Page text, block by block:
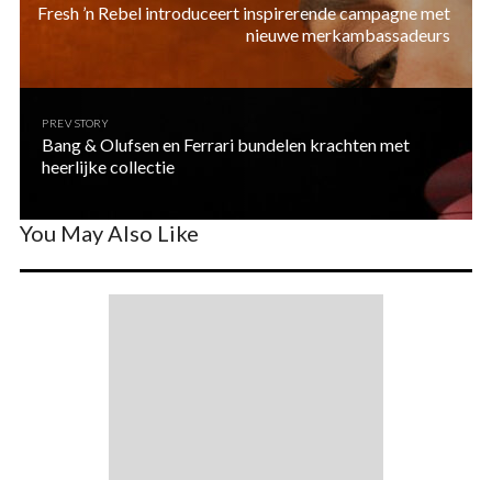
Fresh ’n Rebel introduceert inspirerende campagne met
nieuwe merkambassadeurs
PREV STORY
Bang & Olufsen en Ferrari bundelen krachten met
heerlijke collectie
You May Also Like